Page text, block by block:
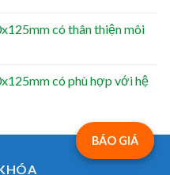
có thân thiện môi
có phù hợp với hệ
BÁO GIÁ